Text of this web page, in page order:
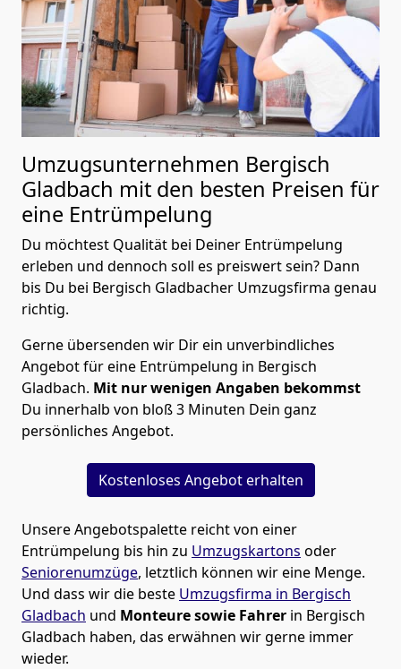
Umzugsunternehmen Bergisch
Gladbach mit den besten Preisen für
eine Entrümpelung
Du möchtest Qualität bei Deiner Entrümpelung
erleben und dennoch soll es preiswert sein? Dann
bis Du bei Bergisch Gladbacher Umzugsfirma genau
richtig.
Gerne übersenden wir Dir ein unverbindliches
Angebot für eine Entrümpelung in Bergisch
Gladbach. Mit nur wenigen Angaben bekommst
Du innerhalb von bloß 3 Minuten Dein ganz
persönliches Angebot.
Kostenloses Angebot erhalten
Unsere Angebotspalette reicht von einer
Entrümpelung bis hin zu Umzugskartons oder
Seniorenumzüge, letztlich können wir eine Menge.
Und dass wir die beste Umzugsfirma in Bergisch
Gladbach und Monteuresowie Fahrer in Bergisch
Gladbach haben, das erwähnen wir gerne immer
wieder.